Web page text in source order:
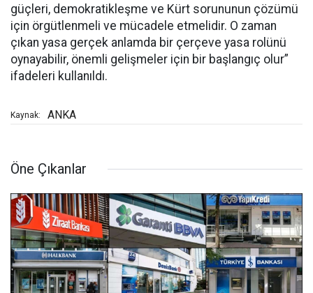
güçleri, demokratikleşme ve Kürt sorununun çözümü
için örgütlenmeli ve mücadele etmelidir. O zaman
çıkan yasa gerçek anlamda bir çerçeve yasa rolünü
oynayabilir, önemli gelişmeler için bir başlangıç olur”
ifadeleri kullanıldı.
Kaynak: ANKA
Öne Çıkanlar